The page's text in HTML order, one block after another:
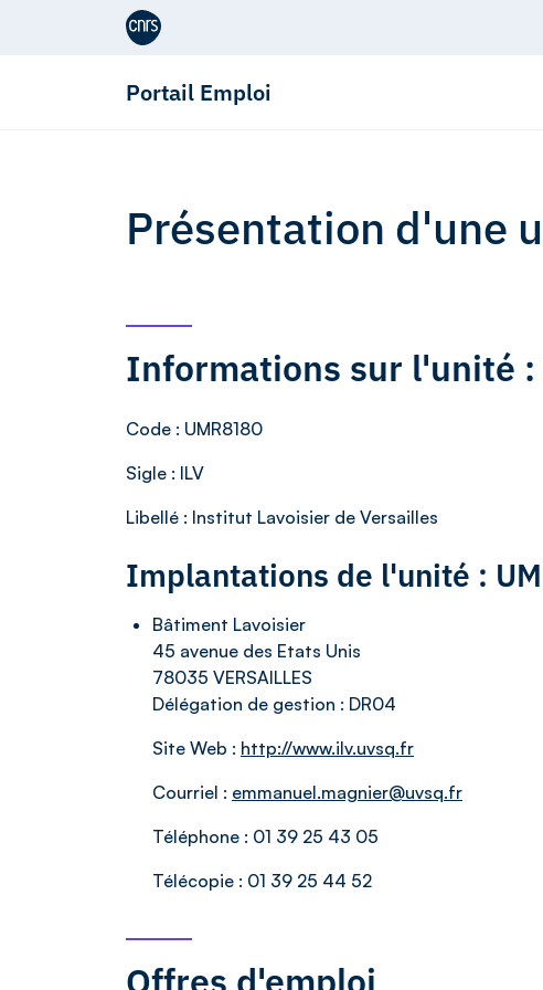
Aller au contenu
Portail Emploi
Présentation d'une
Informations sur l'unité :
Code : UMR8180
Sigle : ILV
Libellé : Institut Lavoisier de Versailles
Implantations de l'unité :
Bâtiment Lavoisier
45 avenue des Etats Unis
78035 VERSAILLES
Délégation de gestion : DR04
Site Web : http://www.ilv.uvsq.fr
Courriel : emmanuel.magnier@uvsq.fr
Téléphone : 01 39 25 43 05
Télécopie : 01 39 25 44 52